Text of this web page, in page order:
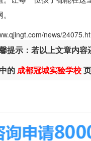
news/
提示：若以上文章内
的成都冠城实验学校